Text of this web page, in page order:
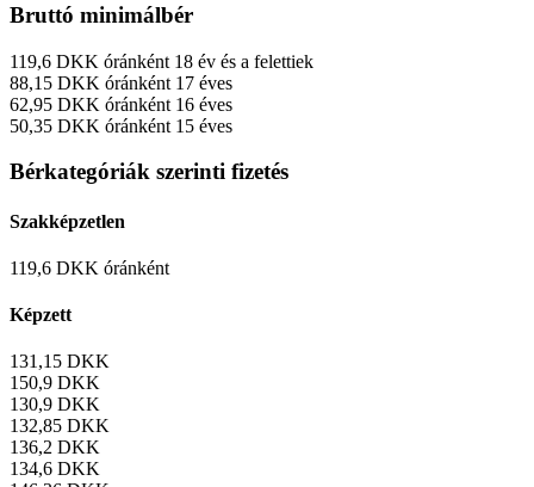
Bruttó minimálbér
119,6 DKK óránként 18 év és a felettiek
88,15 DKK óránként 17 éves
62,95 DKK óránként 16 éves
50,35 DKK óránként 15 éves
Bérkategóriák szerinti fizetés
Szakképzetlen
119,6 DKK óránként
Képzett
131,15 DKK
150,9 DKK
130,9 DKK
132,85 DKK
136,2 DKK
134,6 DKK